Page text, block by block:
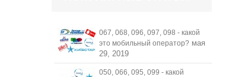
067, 068, 096, 097, 098 - какой
это мобильный оператор? мая
29, 2019
050, 066, 095, 099 - какой